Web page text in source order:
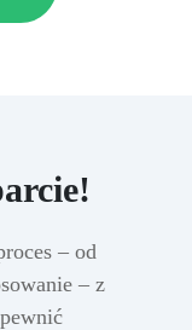
– od
– z